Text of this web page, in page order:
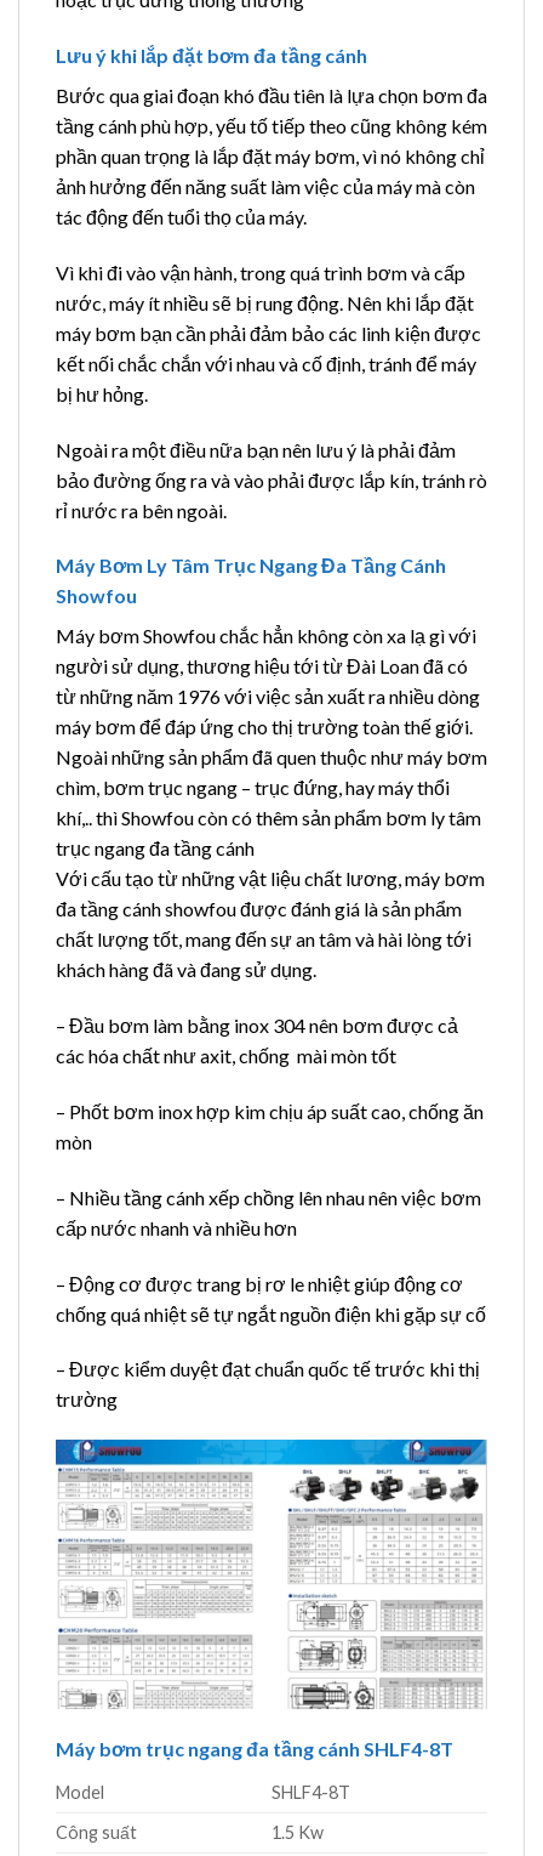
Lưu ý khi lắp đặt bơm đa tầng cánh
Bước qua giai đoạn khó đầu tiên là lựa chọn bơm đa
tầng cánh phù hợp, yếu tố tiếp theo cũng không kém
phần quan trọng là lắp đặt máy bơm, vì nó không chỉ
ảnh hưởng đến năng suất làm việc của máy mà còn
tác động đến tuổi thọ của máy.
Vì khi đi vào vận hành, trong quá trình bơm và cấp
nước, máy ít nhiều sẽ bị rung động. Nên khi lắp đặt
máy bơm bạn cần phải đảm bảo các linh kiện được
kết nối chắc chắn với nhau và cố định, tránh để máy
bị hư hỏng.
Ngoài ra một điều nữa bạn nên lưu ý là phải đảm
bảo đường ống ra và vào phải được lắp kín, tránh rò
rỉ nước ra bên ngoài.
Máy Bơm Ly Tâm Trục Ngang Đa Tầng Cánh
Showfou
Máy bơm Showfou chắc hẳn không còn xa lạ gì với
người sử dụng, thương hiệu tới từ Đài Loan đã có
từ những năm 1976 với việc sản xuất ra nhiều dòng
máy bơm để đáp ứng cho thị trường toàn thế giới.
Ngoài những sản phẩm đã quen thuộc như máy bơm
chìm, bơm trục ngang – trục đứng, hay máy thổi
khí,.. thì Showfou còn có thêm sản phẩm bơm ly tâm
trục ngang đa tầng cánh
Với cấu tạo từ những vật liệu chất lương, máy bơm
đa tầng cánh showfou được đánh giá là sản phẩm
chất lượng tốt, mang đến sự an tâm và hài lòng tới
khách hàng đã và đang sử dụng.
– Đầu bơm làm bằng inox 304 nên bơm được cả
các hóa chất như axit, chống mài mòn tốt
– Phốt bơm inox hợp kim chịu áp suất cao, chống ăn
mòn
– Nhiều tầng cánh xếp chồng lên nhau nên việc bơm
cấp nước nhanh và nhiều hơn
– Động cơ được trang bị rơ le nhiệt giúp động cơ
chống quá nhiệt sẽ tự ngắt nguồn điện khi gặp sự cố
– Được kiểm duyệt đạt chuẩn quốc tế trước khi thị
trường
Máy bơm trục ngang đa tầng cánh SHLF4-8T
Model
SHLF4-8T
Công suất
1.5 Kw